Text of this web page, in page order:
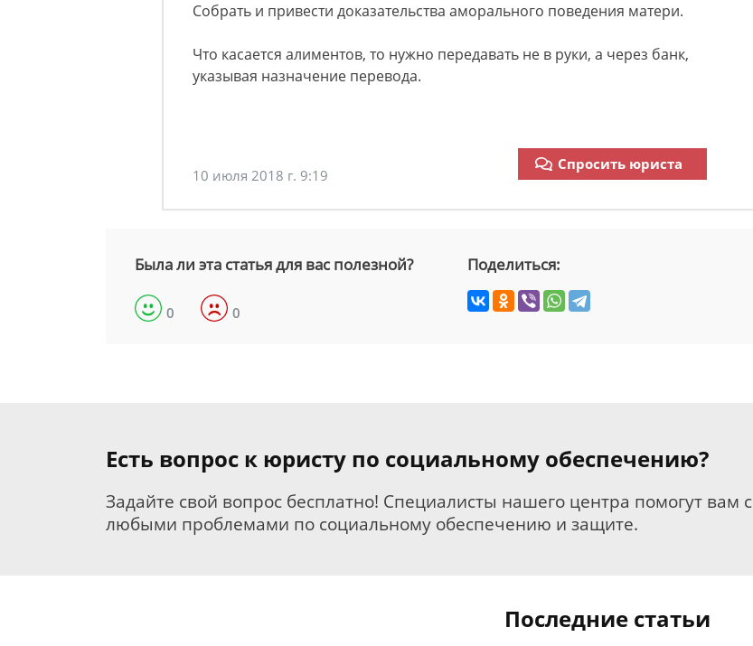
Собрать и привести доказательства аморального поведения матери.
Что касается алиментов, то нужно передавать не в руки, а через банк,
указывая назначение перевода.
10 июля 2018 г. 9:19
Спросить юриста
Была ли эта статья для вас полезной?
0 0
Поделиться:
Есть вопрос к юристу по социальному обеспечению?
Задайте свой вопрос бесплатно! Специалисты нашего центра помогут вам с
любыми проблемами по социальному обеспечению и защите.
Последние статьи